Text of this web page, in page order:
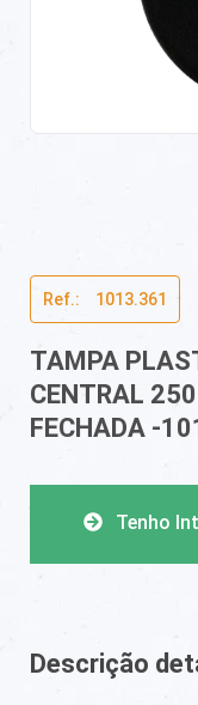
Ref.:ﾠ1013.361
TAMPA
CENTRAL
FECHADA -
Tenho
Descrição